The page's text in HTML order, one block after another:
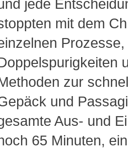
jede
mit dem
zur
und
Aus- und
65 Minuten,